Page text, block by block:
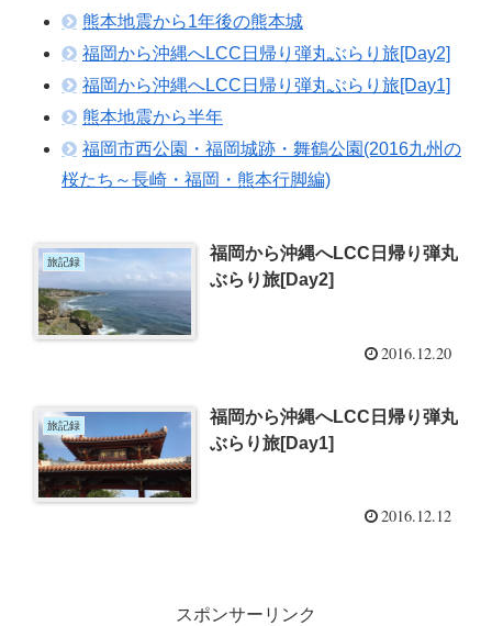
熊本地震から1年後の熊本城
福岡から沖縄へLCC日帰り弾丸ぶらり旅[Day2]
福岡から沖縄へLCC日帰り弾丸ぶらり旅[Day1]
熊本地震から半年
福岡市西公園・福岡城跡・舞鶴公園(2016九州の
桜たち～長崎・福岡・熊本行脚編)
旅記録
福岡から沖縄へLCC日帰り弾丸
ぶらり旅[Day2]
2016.12.20
旅記録
福岡から沖縄へLCC日帰り弾丸
ぶらり旅[Day1]
2016.12.12
スポンサーリンク